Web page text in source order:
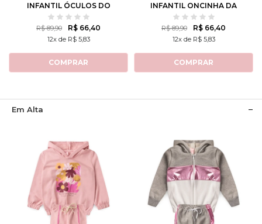
INFANTIL ÓCULOS DO
AMOR
R$ 89,90 R$ 66,40
12x de R$ 5,83
COMPRAR
INFANTIL ONCINHA DA
NATUREZA
R$ 89,90 R$ 66,40
12x de R$ 5,83
COMPRAR
Em Alta